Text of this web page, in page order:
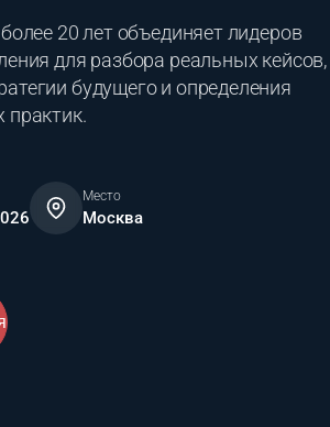
20 лет объединяет лидеров
для разбора реальных кейсов,
будущего и определения
практик.
Место
Москва